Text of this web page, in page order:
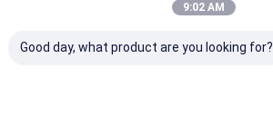
9:02 AM
Good day, what product are you looking for?